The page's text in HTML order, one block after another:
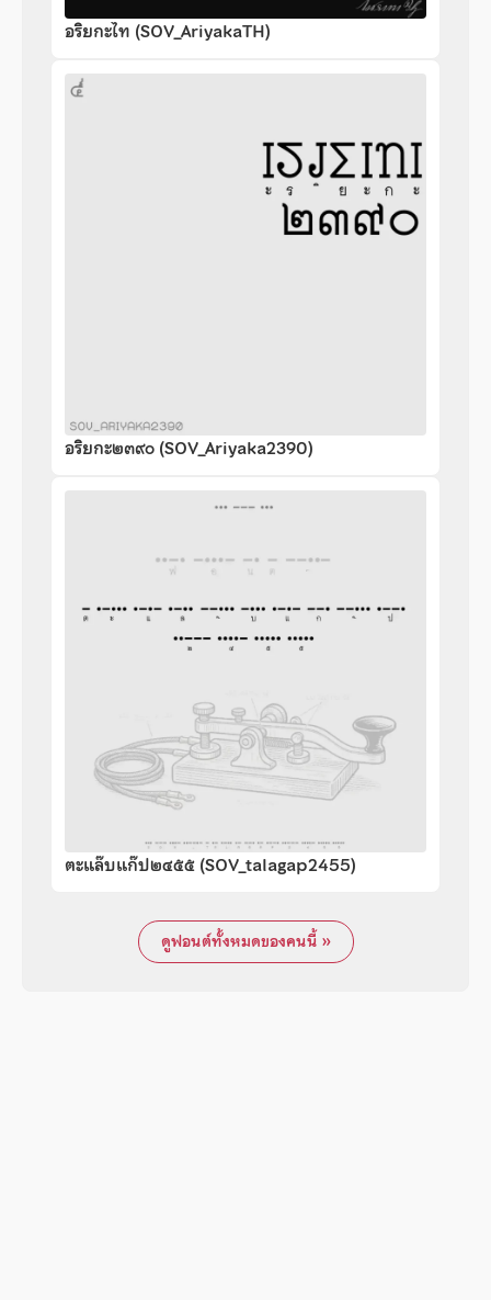
อริยกะไท (SOV_AriyakaTH)
อริยกะ๒๓๙๐ (SOV_Ariyaka2390)
ตะแล๊บแก๊ป๒๔๕๕ (SOV_talagap2455)
ดูฟอนต์ทั้งหมดของคนนี้ »